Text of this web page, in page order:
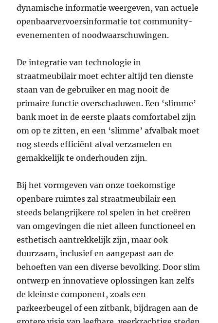
dynamische informatie weergeven, van actuele
openbaarvervoersinformatie tot community-
evenementen of noodwaarschuwingen.
De integratie van technologie in
straatmeubilair moet echter altijd ten dienste
staan van de gebruiker en mag nooit de
primaire functie overschaduwen. Een ‘slimme’
bank moet in de eerste plaats comfortabel zijn
om op te zitten, en een ‘slimme’ afvalbak moet
nog steeds efficiënt afval verzamelen en
gemakkelijk te onderhouden zijn.
Bij het vormgeven van onze toekomstige
openbare ruimtes zal straatmeubilair een
steeds belangrijkere rol spelen in het creëren
van omgevingen die niet alleen functioneel en
esthetisch aantrekkelijk zijn, maar ook
duurzaam, inclusief en aangepast aan de
behoeften van een diverse bevolking. Door slim
ontwerp en innovatieve oplossingen kan zelfs
de kleinste component, zoals een
parkeerbeugel of een zitbank, bijdragen aan de